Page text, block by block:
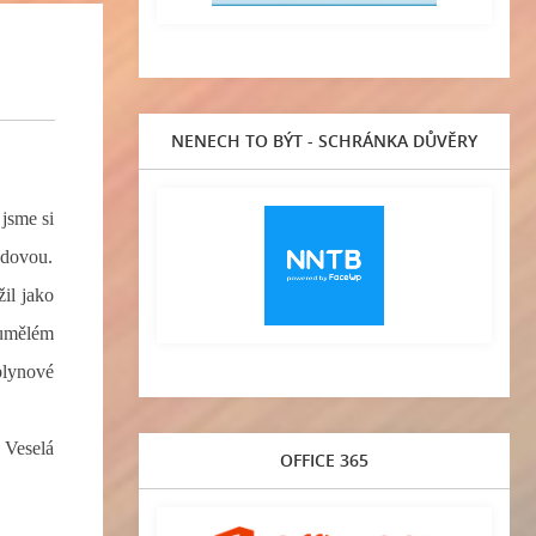
si
jako
NENECH TO BÝT - SCHRÁNKA DŮVĚRY
OFFICE 365